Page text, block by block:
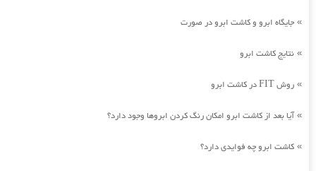
» جایگاه ابرو و کاشت ابرو در صورت
» نتایج کاشت ابرو
» روش FIT در کاشت ابرو
»آیا بعد از کاشت ابرو امکان رنگ کردن ابروها وجود دارد؟
» کاشت ابرو چه فوایدی دارد؟